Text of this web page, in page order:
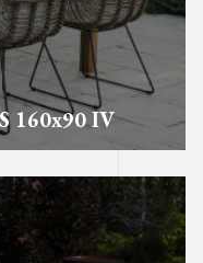
160x90 IV